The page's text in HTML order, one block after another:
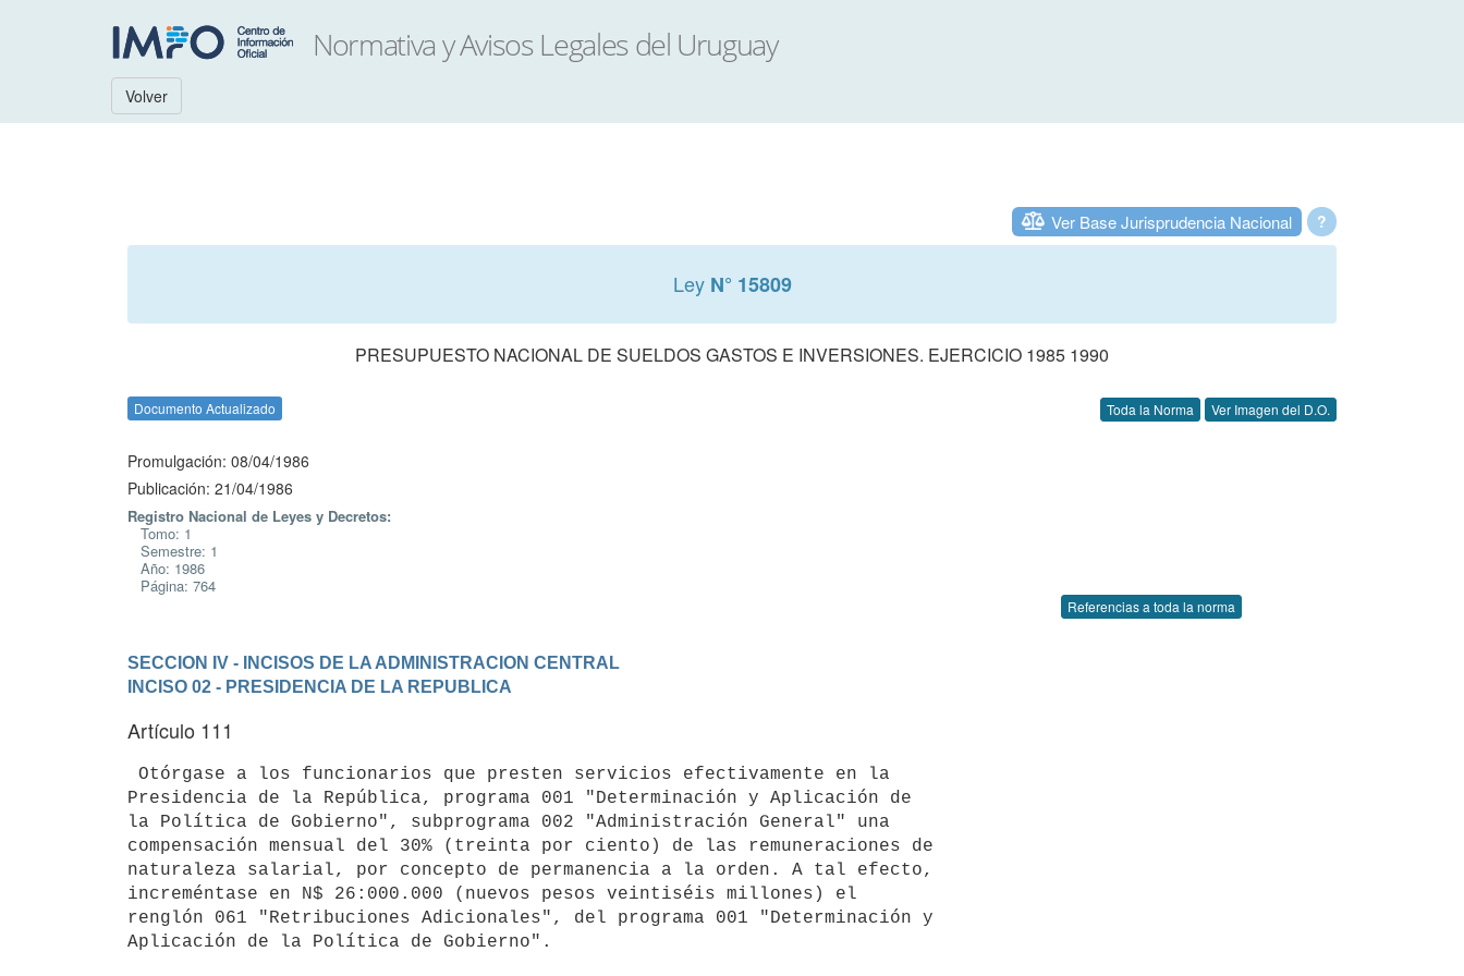
Volver
?
Ver Base Jurisprudencia Nacional
Ley N° 15809
PRESUPUESTO NACIONAL DE SUELDOS GASTOS E INVERSIONES. EJERCICIO 1985 1990
Documento Actualizado Toda la Norma Ver Imagen del D.O.
Promulgación: 08/04/1986
Publicación: 21/04/1986
Registro Nacional de Leyes y Decretos:
Tomo: 1
Semestre: 1
Año: 1986
Página: 764
Referencias a toda la norma
SECCION IV - INCISOS DE LA ADMINISTRACION CENTRAL
INCISO 02 - PRESIDENCIA DE LA REPUBLICA
Artículo 111
Presidencia de la República, programa 001 "Determinación y Aplicación de
la Política de Gobierno", subprograma 002 "Administración General" una
compensación mensual del 30% (treinta por ciento) de las remuneraciones de
naturaleza salarial, por concepto de permanencia a la orden. A tal efecto,
increméntase en N$ 26:000.000 (nuevos pesos veintiséis millones) el
renglón 061 "Retribuciones Adicionales", del programa 001 "Determinación y
Aplicación de la Política de Gobierno".